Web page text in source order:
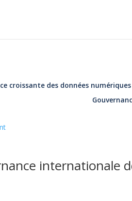
croissante des données numériques
internationale